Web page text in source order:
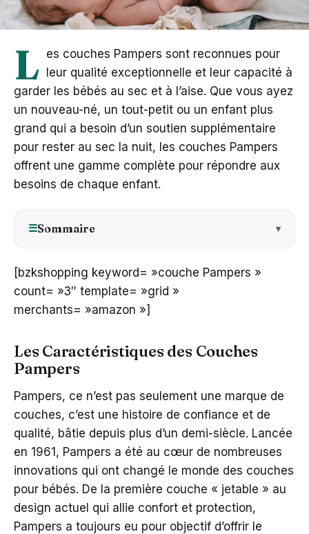
L es couches Pampers sont reconnues pour
leur qualité exceptionnelle et leur capacité à
garder les bébés au sec et à l’aise. Que vous ayez
un nouveau-né, un tout-petit ou un enfant plus
grand qui a besoin d’un soutien supplémentaire
pour rester au sec la nuit, les couches Pampers
offrent une gamme complète pour répondre aux
besoins de chaque enfant.
☰Sommaire
[bzkshopping keyword= »couche Pampers »
count= »3″ template= »grid »
merchants= »amazon »]
Les Caractéristiques des Couches
Pampers
Pampers, ce n’est pas seulement une marque de
couches, c’est une histoire de confiance et de
qualité, bâtie depuis plus d’un demi-siècle. Lancée
en 1961, Pampers a été au cœur de nombreuses
innovations qui ont changé le monde des couches
pour bébés. De la première couche « jetable » au
design actuel qui allie confort et protection,
Pampers a toujours eu pour objectif d’offrir le